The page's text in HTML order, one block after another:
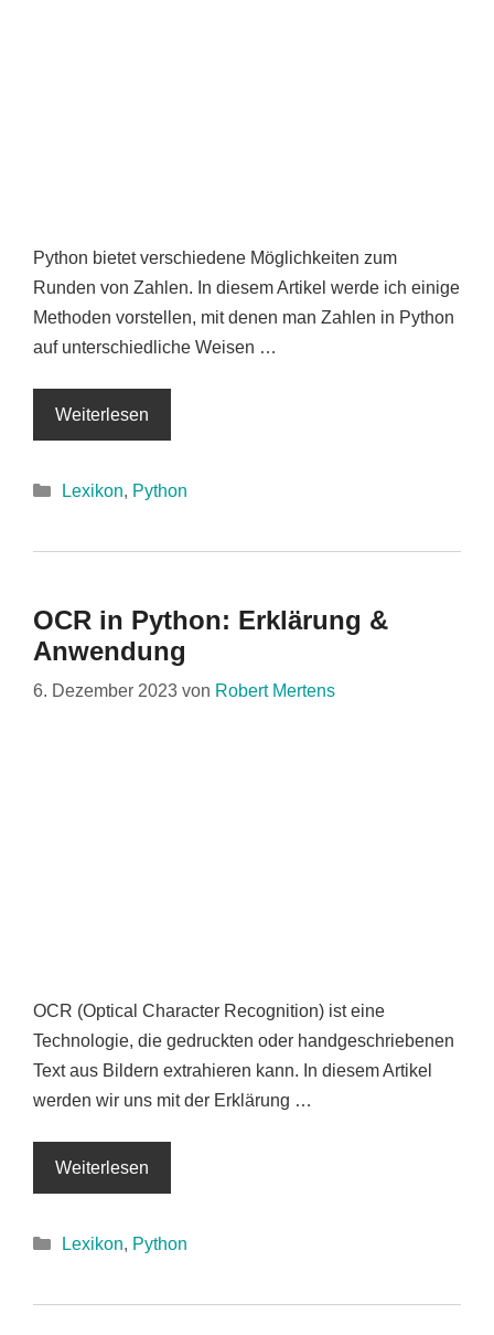
Python bietet verschiedene Möglichkeiten zum
Runden von Zahlen. In diesem Artikel werde ich einige
Methoden vorstellen, mit denen man Zahlen in Python
auf unterschiedliche Weisen …
Weiterlesen
Kategorien
Lexikon, Python
OCR in Python: Erklärung &
Anwendung
6. Dezember 2023 von Robert Mertens
OCR (Optical Character Recognition) ist eine
Technologie, die gedruckten oder handgeschriebenen
Text aus Bildern extrahieren kann. In diesem Artikel
werden wir uns mit der Erklärung …
Weiterlesen
Kategorien
Lexikon, Python